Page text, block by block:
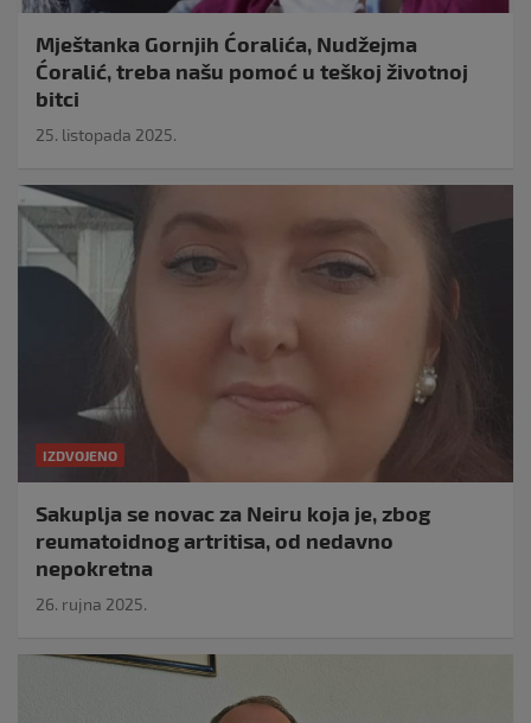
Mještanka Gornjih Ćoralića, Nudžejma
Ćoralić, treba našu pomoć u teškoj životnoj
bitci
25. listopada 2025.
IZDVOJENO
Sakuplja se novac za Neiru koja je, zbog
reumatoidnog artritisa, od nedavno
nepokretna
26. rujna 2025.